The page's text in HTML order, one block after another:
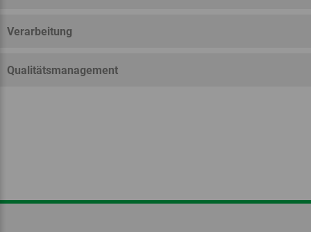
Verarbeitung
Qualitätsmanagement